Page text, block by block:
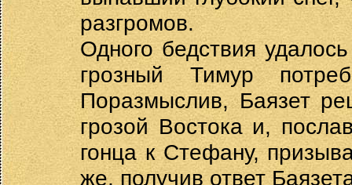
разгромов.
Одного бедствия
грозный Тимур
Поразмыслив, Баязет
грозой Востока и,
гонца к Стефану,
же, получив ответ